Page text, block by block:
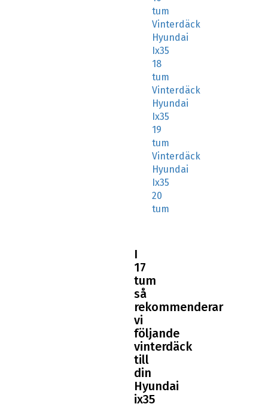
tum
Vinterdäck
Hyundai
Ix35
18
tum
Vinterdäck
Hyundai
Ix35
19
tum
Vinterdäck
Hyundai
Ix35
20
tum
I
17
tum
så
rekommenderar
vi
följande
vinterdäck
till
din
Hyundai
ix35